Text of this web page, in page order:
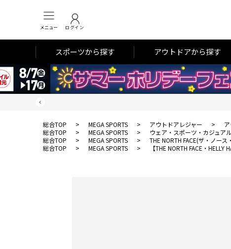
メニュー ログイン
スポーツから探す アウトドアから探す
総合TOP > MEGA SPORTS > アウトドアレジャー >
総合TOP
> MEGA SPORTS > ウェア・スポーツ・カジュアル
総合TOP
> MEGA SPORTS > THE NORTH FACE(ザ・ノース
総合TOP
> MEGA SPORTS > 【THE NORTH FACE・